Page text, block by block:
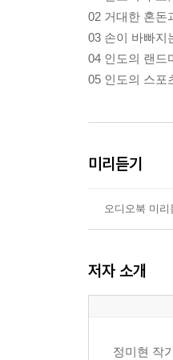
02 거대한 혼돈
03 손이 바빠지
04 인도의 랜드
05 인도의 스포
미리듣기
오디오북 미리
저자 소개
정미현 작